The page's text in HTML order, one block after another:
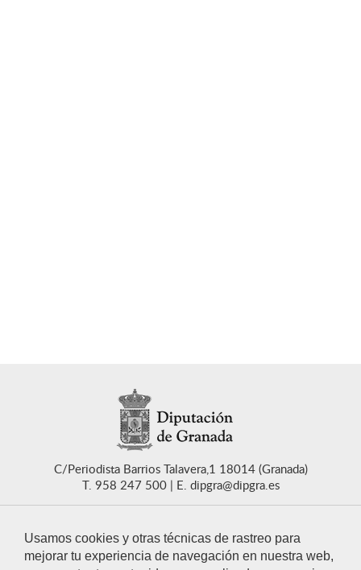
Usamos cookies y otras técnicas de rastreo para
mejorar tu experiencia de navegación en nuestra web,
C/Periodista Barrios Talavera,1 18014 (Granada)
T. 958 247 500
E. dipgra@dipgra.es